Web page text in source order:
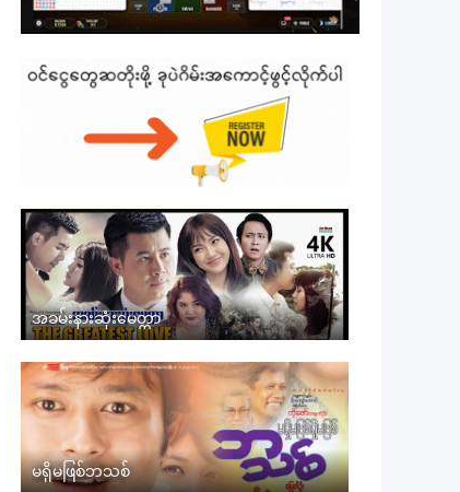
အခမ်းနားဆုံးမေတ္တာ
မရှိမဖြစ်ဘသစ်